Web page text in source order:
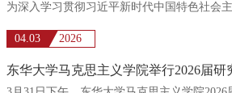
04.03 2026